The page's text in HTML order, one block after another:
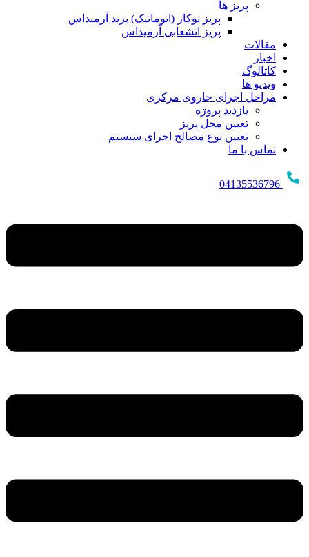
پریز ها
پریز توکار (اتوماتیک) برند آرمیداس
پریز انشعابی آرمیداس
مقالات
اخبار
کاتالوگ
ویدیو ها
مراحل اجرای جاروی مرکزی
بازدید پروژه
تعیین محل پریز
تعیین نوع مصالح اجرای سیستم
تماس با ما
04135536796